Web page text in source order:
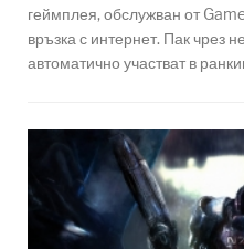
геймплея, обслужван от
връзка с интернет. Пак чрез
автоматично участват в